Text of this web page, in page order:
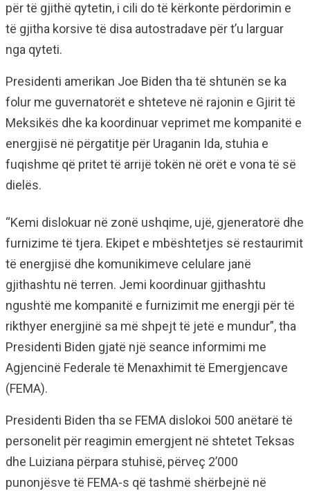
për të gjithë qytetin, i cili do të kërkonte përdorimin e
të gjitha korsive të disa autostradave për t’u larguar
nga qyteti.
Presidenti amerikan Joe Biden tha të shtunën se ka
folur me guvernatorët e shteteve në rajonin e Gjirit të
Meksikës dhe ka koordinuar veprimet me kompanitë e
energjisë në përgatitje për Uraganin Ida, stuhia e
fuqishme që pritet të arrijë tokën në orët e vona të së
dielës.
“Kemi dislokuar në zonë ushqime, ujë, gjeneratorë dhe
furnizime të tjera. Ekipet e mbështetjes së restaurimit
të energjisë dhe komunikimeve celulare janë
gjithashtu në terren. Jemi koordinuar gjithashtu
ngushtë me kompanitë e furnizimit me energji për të
rikthyer energjinë sa më shpejt të jetë e mundur”, tha
Presidenti Biden gjatë një seance informimi me
Agjencinë Federale të Menaxhimit të Emergjencave
(FEMA).
Presidenti Biden tha se FEMA dislokoi 500 anëtarë të
personelit për reagimin emergjent në shtetet Teksas
dhe Luiziana përpara stuhisë, përveç 2’000
punonjësve të FEMA-s që tashmë shërbejnë në